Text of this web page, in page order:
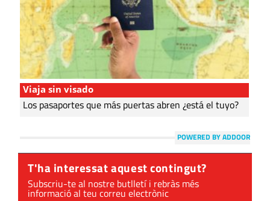
Viaja sin visado
Los pasaportes que más puertas abren ¿está el tuyo?
POWERED BY ADDOOR
T'ha interessat aquest contingut?
Subscriu-te al nostre butlletí i rebràs més
informació al teu correu electrònic